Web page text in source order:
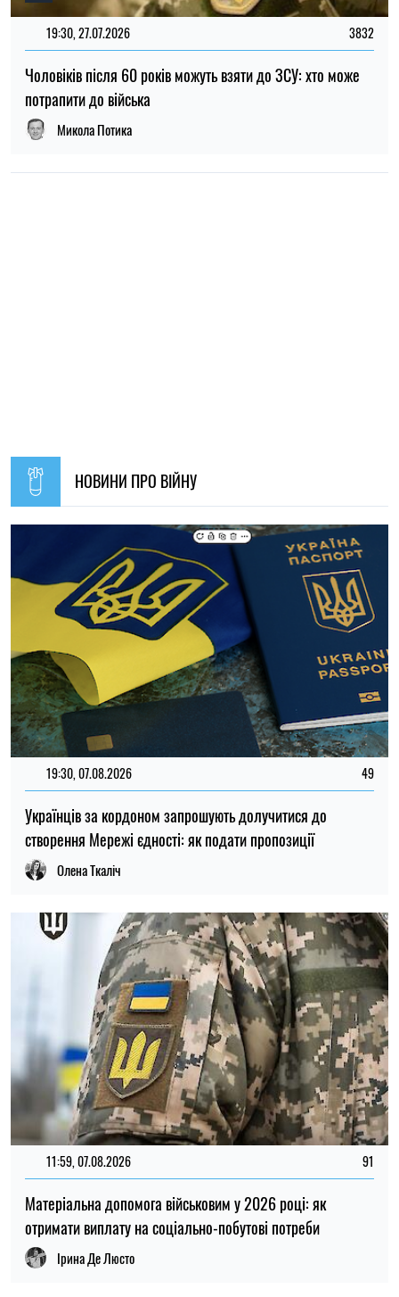
19:30, 27.07.2026 3832
Чоловіків після 60 років можуть взяти до ЗСУ: хто може
потрапити до війська
Микола Потика
НОВИНИ ПРО ВІЙНУ
19:30, 07.08.2026 49
Українців за кордоном запрошують долучитися до
створення Мережі єдності: як подати пропозиції
Олена Ткаліч
11:59, 07.08.2026 91
Матеріальна допомога військовим у 2026 році: як
отримати виплату на соціально-побутові потреби
Ірина Де Люсто